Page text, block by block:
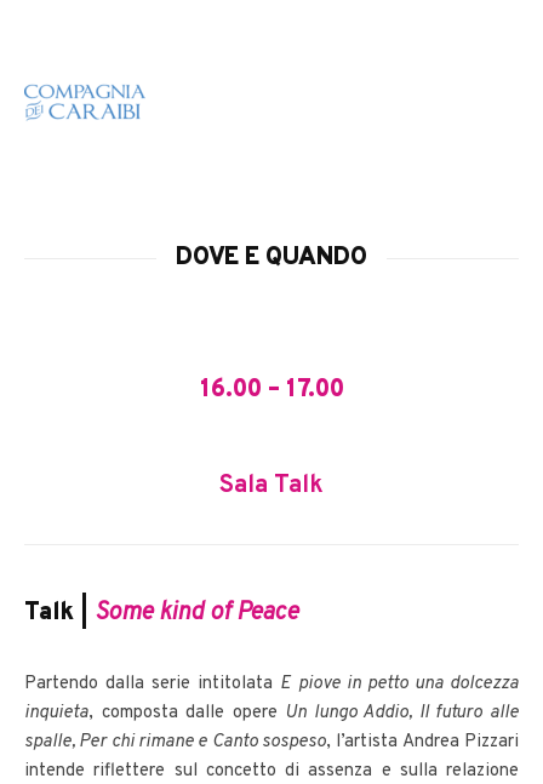
DOVE E QUANDO
16.00 – 17.00
Sala Talk
Talk | Some kind of Peace
Partendo dalla serie intitolata E piovein petto una dolcezza
inquieta, composta dalle opere Un lungo Addio, Il futuro alle
spalle, Per chi rimane e Canto sospeso, l’artista Andrea Pizzari
intende riflettere sul concetto di assenza e sulla relazione